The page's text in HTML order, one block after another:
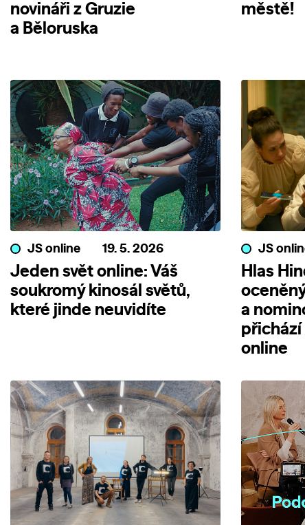
novináři z Gruzie
a Běloruska
městě!
JS online 19. 5. 2026
Jeden svět online: Váš
soukromý kinosál světů,
které jinde neuvidíte
JS
Hlas
a
přichází
online